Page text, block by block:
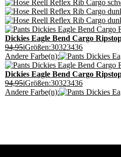
Dickies Eagle Bend Cargo
94,95iGrößen:30323436
Andere Farbe(n):
Dickies Eagle Bend Cargo
94,95iGrößen:30323436
Andere Farbe(n):